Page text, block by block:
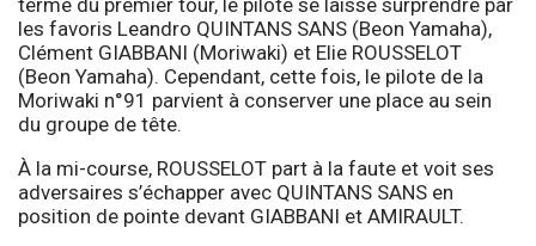
les favoris Leandro QUINTANS SANS (Beon Yamaha),
Clément GIABBANI (Moriwaki) et Elie ROUSSELOT
(Beon Yamaha). Cependant, cette fois, le pilote de la
Moriwaki n°91 parvient à conserver une place au sein
du groupe de tête.
À la mi-course, ROUSSELOT part à la faute et voit ses
adversaires s’échapper avec QUINTANS SANS en
position de pointe devant GIABBANI et AMIRAULT.